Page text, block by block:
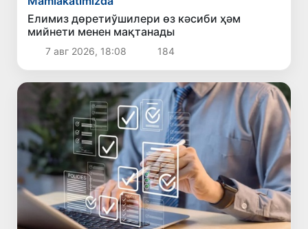
Елимиз дөретиўшилери өз кәсиби ҳәм
мийнети менен мақтанады
7 авг 2026, 18:08 184